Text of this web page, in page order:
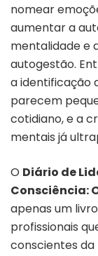
nomear
aumentar a
mentalidade e
autogestão.
a identificação
parecem
cotidiano, e a
mentais já
O Diário de
Consciência:
apenas um
profissionais
conscientes